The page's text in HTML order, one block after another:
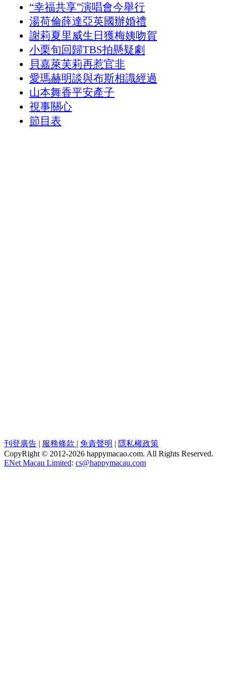
“幸福共享”演唱會今舉行
湯荷倫薛達亞英國辦婚禮
謝莉夏里威生日獲梅姨吻賀
小栗旬回歸TBS拍懸疑劇
貝嘉萊芙莉再惹官非
愛瑪赫明談與布斯相識經過
山本舞香平安產子
視事關心
節目表
刊登廣告 | 服務條款 | 免責聲明 | 隱私權政策
CopyRight © 2012-2026 happymacao.com. All Rights Reserved.
ENet Macau Limited: cs@happymacau.com